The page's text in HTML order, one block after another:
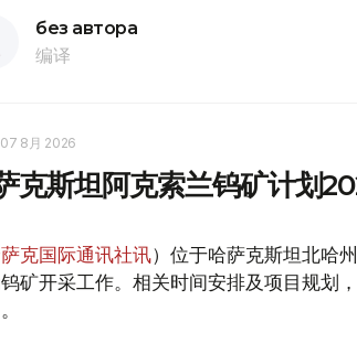
без автора
编译
07 8月 2026
克斯坦阿克索兰钨矿计划
克国际通讯社讯）位于哈萨克斯坦北哈
矿开采工作。相关时间安排及项目规划